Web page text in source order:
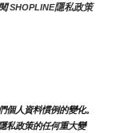
SHOPLINE隱私政策
人資料慣例的變化。
私政策的任何重大變